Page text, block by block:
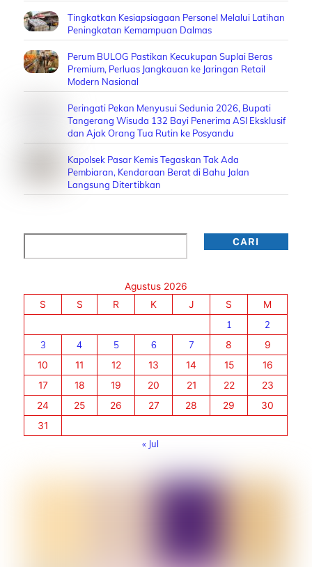
Tingkatkan Kesiapsiagaan Personel Melalui Latihan
Peningkatan Kemampuan Dalmas
Perum BULOG Pastikan Kecukupan Suplai Beras
Premium, Perluas Jangkauan ke Jaringan Retail
Modern Nasional
Peringati Pekan Menyusui Sedunia 2026, Bupati
Tangerang Wisuda 132 Bayi Penerima ASI Eksklusif
dan Ajak Orang Tua Rutin ke Posyandu
Kapolsek Pasar Kemis Tegaskan Tak Ada
Pembiaran, Kendaraan Berat di Bahu Jalan
Langsung Ditertibkan
CARI
Agustus 2026
S
S R K J S
M
1
2
3
4 5 6 7 8
9
10
11 12 13 14 15
16
17
18 19 20 21 22
23
24
25 26 27 28 29
30
31
« Jul